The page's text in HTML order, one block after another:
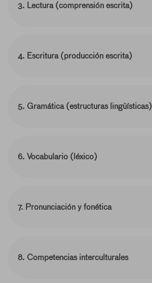
3. Lectura (comprensión escrita)
4. Escritura (producción escrita)
5. Gramática (estructuras lingüísticas)
6. Vocabulario (léxico)
7. Pronunciación y fonética
8. Competencias interculturales